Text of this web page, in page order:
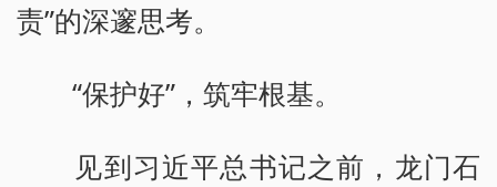
责”的深邃思考。
“保护好”，筑牢根基。
见到习近平总书记之前，龙门石